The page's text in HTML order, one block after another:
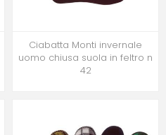
Ciabatta Monti invernale
uomo chiusa suola in feltro n
42